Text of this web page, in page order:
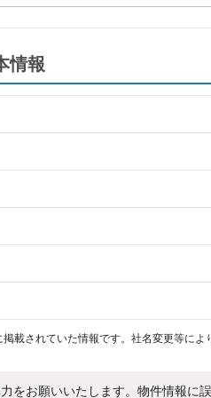
情報
載されていた情報です。社名変更等によ
をお願いいたします。物件情報に